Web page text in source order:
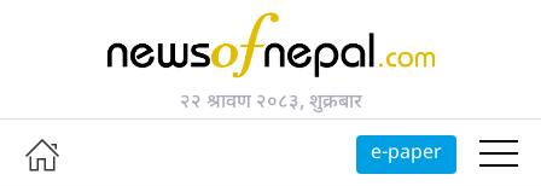
२२ श्रावण २०८३, शुक्रबार
e-paper